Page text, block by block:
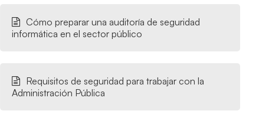
Cómo preparar una auditoría de seguridad
informática en el sector público
Requisitos de seguridad para trabajar con la
Administración Pública